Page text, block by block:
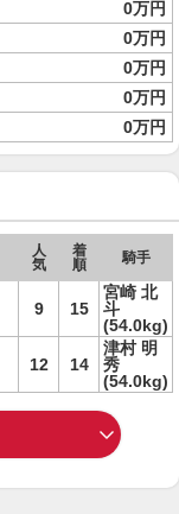
0万円
0万円
0万円
0万円
0万円
人
気
着
順
騎手
9 15
宮崎 北
斗
(54.0kg)
12 14
津村 明
秀
(54.0kg)